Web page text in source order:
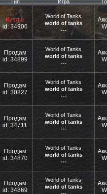
Тип Игра
Куплю
id: 34906
World of Tanks
world of tanks
---
Продам
id: 34899
World of Tanks
world of tanks
---
Продам
id: 30827
World of Tanks
world of tanks
---
Продам
id: 34711
World of Tanks
world of tanks
---
Продам
id: 34870
World of Tanks
world of tanks
---
Продам
id: 34869
World of Tanks
world of tanks